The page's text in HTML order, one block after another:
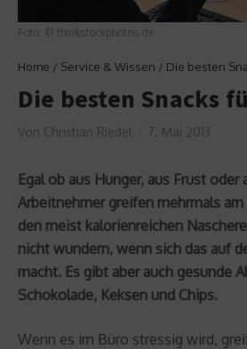
Foto: © thinkstockphotos.de
Home / Service & Wissen / Die besten
Die besten Snacks
Von Christian Riedel 7. Mai 2013
Egal ob aus Hunger, aus Frust
Arbeitnehmer greifen mehrmals am
den meist kalorienreichen
nicht wundern, wenn sich das auf
macht. Es gibt aber auch gesunde
Schokolade, Keksen und Chips.
Wenn es im Büro stressig wird,